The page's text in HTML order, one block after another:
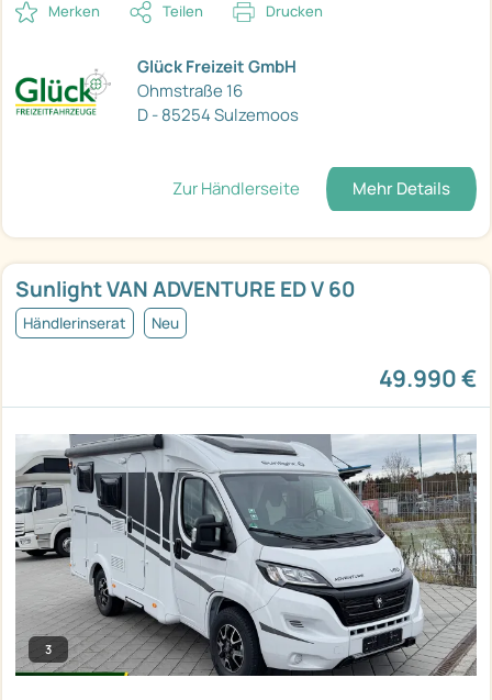
Merken Teilen Drucken
Glück Freizeit GmbH
Ohmstraße 16
D - 85254 Sulzemoos
Zur Händlerseite Mehr Details
Sunlight VAN ADVENTURE ED V 60
Händlerinserat Neu
49.990 €
3